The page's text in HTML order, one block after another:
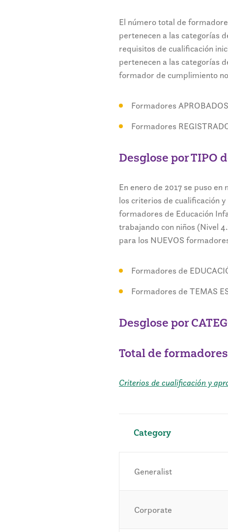
El número total de
pertenecen a las categorías
requisitos de cualificación
pertenecen a las categorías
formador de cumplimiento
Formadores
Formadores
Desglose por TIPO
En enero de 2017 se puso
los criterios de cualificación
formadores de Educación
trabajando con niños (Nivel
para los NUEVOS
Formadores de
Formadores de TEMAS
Desglose por
Total de formadores
Criterios de cualificación y
Category
Generalist
Corporate